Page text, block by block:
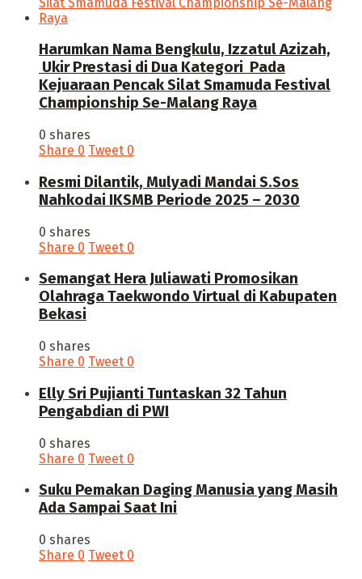
Harumkan Nama Bengkulu, Izzatul Azizah,
Ukir Prestasi di Dua Kategori Pada
Kejuaraan Pencak Silat Smamuda Festival
Championship Se-Malang Raya
0 shares
Share 0 Tweet 0
Resmi Dilantik, Mulyadi Mandai S.Sos
Nahkodai IKSMB Periode 2025 – 2030
0 shares
Share 0 Tweet 0
Semangat Hera Juliawati Promosikan
Olahraga Taekwondo Virtual di Kabupaten
Bekasi
0 shares
Share 0 Tweet 0
Elly Sri Pujianti Tuntaskan 32 Tahun
Pengabdian di PWI
0 shares
Share 0 Tweet 0
‎Suku Pemakan Daging Manusia yang Masih
Ada Sampai Saat Ini
0 shares
Share 0 Tweet 0